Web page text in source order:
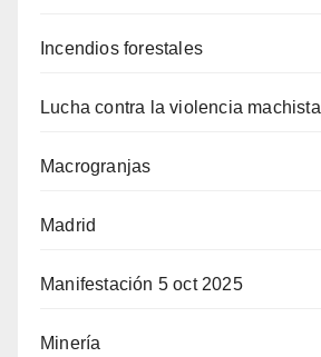
Incendios forestales
Lucha contra la violencia machista
Macrogranjas
Madrid
Manifestación 5 oct 2025
Minería